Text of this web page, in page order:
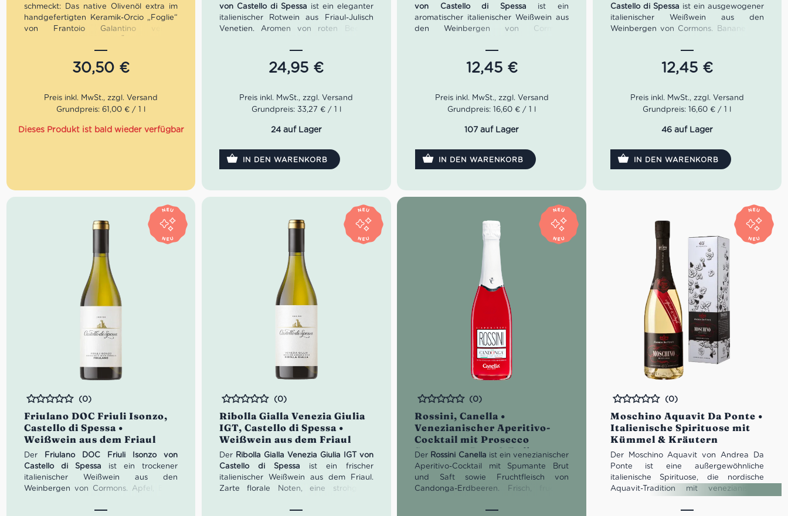
schmeckt: Das native Olivenöl extra im
handgefertigten Keramik-Orcio „Foglie“
von Frantoio Galantino vereint
dekorativer Keramikkunst. Intensiv,
fruchtig und ausgewogen im Geschmack
– abgefüllt in einem kunstvoll verzierten
fernhält. Ideal für Genießer, als stilvolles
Geschenk oder als Blickfang in jeder
30,50 €
Grundpreis: 61,00 € / 1 l
Dieses Produkt ist bald wieder verfügbar
von Castello di Spessa ist ein eleganter
italienischer Rotwein aus Friaul-Julisch
Venetien. Aromen von roten Beeren,
Gewürzen treffen auf eine leichte
Rauchnote, zarte Tannine und einen
langen, samtigen Abgang. Zwölf Monate
Wild, Trüffel, gereiftem Käse und
kräftigen Pastagerichten. Alkoholgehalt:
24,95 €
Grundpreis: 33,27 € / 1 l
24 auf Lager
IN DEN WARENKORB
von Castello di Spessa ist ein
aromatischer italienischer Weißwein aus
den Weinbergen von Cormons.
charakteristische Note von Tomatenblatt
prägen das feine Bouquet; am Gaumen
zeigt er sich reich und lang anhaltend –
Garnelenpasta, Fischsuppe und
kräftigem Kräuterrisotto. Alkoholgehalt:
12,45 €
Grundpreis: 16,60 € / 1 l
107 auf Lager
IN DEN WARENKORB
Castello di Spessa ist ein ausgewogener
italienischer Weißwein aus den
Weinbergen von Cormons. Banane und
Bouquet, während der volle,
harmonische Geschmack in einem
angenehm würzigen, fein salzigen Finale
Fischgerichten, Meeresfrüchten und
Krustentieren. Alkoholgehalt: 14% Vol.
12,45 €
Grundpreis: 16,60 € / 1 l
46 auf Lager
IN DEN WARENKORB
Friulano DOC Friuli Isonzo,
Castello di Spessa •
Weißwein aus dem Friaul
Bewertet
(0)
Der
Friulano DOC Friuli Isonzo von
Castello di Spessa ist ein trockener
italienischer Weißwein aus den
Weinbergen von Cormons. Apfel, Birne
während er sich am Gaumen breit,
Ribolla Gialla Venezia Giulia
IGT, Castello di Spessa •
Weißwein aus dem Friaul
Bewertet
(0)
Der Ribolla Gialla Venezia Giulia IGT von
Castello di Spessa ist ein frischer
italienischer Weißwein aus dem Friaul.
Zarte florale Noten, eine strohgelbe
lebendige, anhaltende Säure machen
Rossini, Canella •
Venezianischer Aperitivo-
Cocktail mit Prosecco
Spumante Brut & Erdbeere
Bewertet
(0)
Der Rossini Canella ist ein venezianischer
Aperitivo-Cocktail mit Spumante Brut
und Saft sowie Fruchtfleisch von
Candonga-Erdbeeren. Frisch, fruchtig
verbindet er die feine Perlage eines
Moschino Aquavit Da Ponte •
Italienische Spirituose mit
Kümmel & Kräutern
Bewertet
(0)
Der Moschino Aquavit von Andrea Da
Ponte ist eine außergewöhnliche
italienische Spirituose, die nordische
Aquavit-Tradition mit venezianischer
von Kümmel, aromatischen Kräutern und